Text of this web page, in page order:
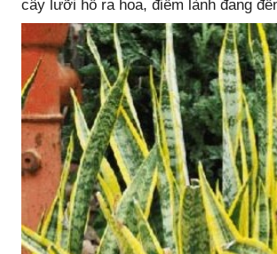
cây lưỡi hổ ra hoa, điềm lành đang